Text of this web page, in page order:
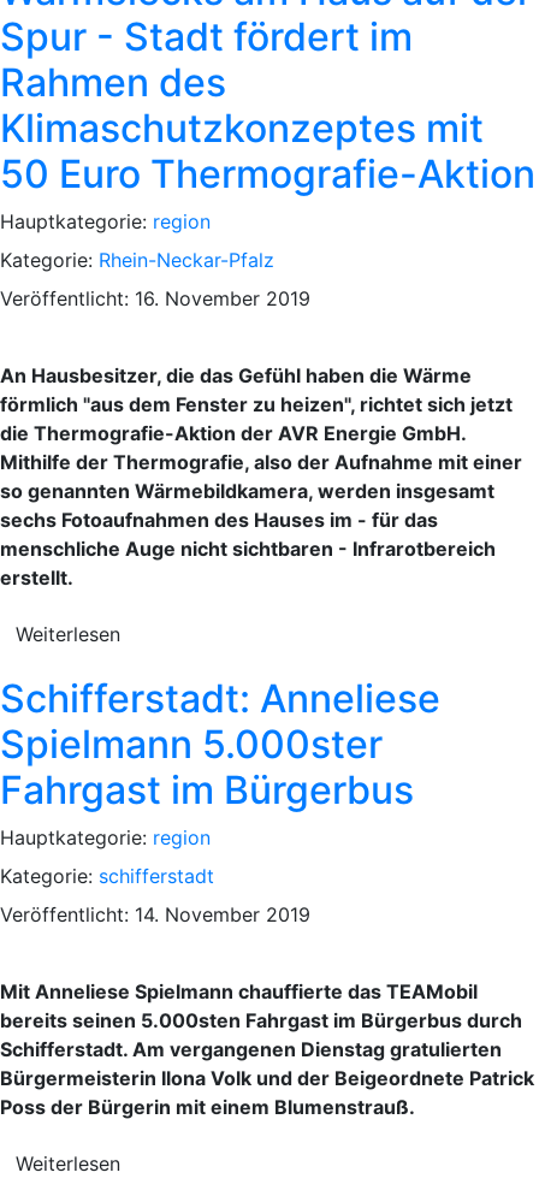
Spur - Stadt fördert im
Rahmen des
Klimaschutzkonzeptes mit
50 Euro Thermografie-Aktion
Hauptkategorie: region
Kategorie: Rhein-Neckar-Pfalz
Veröffentlicht: 16. November 2019
An Hausbesitzer, die das Gefühl haben die Wärme
förmlich "aus dem Fenster zu heizen", richtet sich jetzt
die Thermografie-Aktion der AVR Energie GmbH.
Mithilfe der Thermografie, also der Aufnahme mit einer
so genannten Wärmebildkamera, werden insgesamt
sechs Fotoaufnahmen des Hauses im - für das
menschliche Auge nicht sichtbaren - Infrarotbereich
erstellt.
Weiterlesen
Schifferstadt: Anneliese
Spielmann 5.000ster
Fahrgast im Bürgerbus
Hauptkategorie: region
Kategorie: schifferstadt
Veröffentlicht: 14. November 2019
Mit Anneliese Spielmann chauffierte das TEAMobil
bereits seinen 5.000sten Fahrgast im Bürgerbus durch
Schifferstadt. Am vergangenen Dienstag gratulierten
Bürgermeisterin Ilona Volk und der Beigeordnete Patrick
Poss der Bürgerin mit einem Blumenstrauß.
Weiterlesen